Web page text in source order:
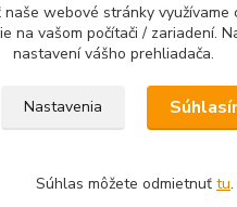
8x18
PLATIN
ET39
webové stránky využívame
na vašom počítači / zariadení.
nastavení vášho prehliadača.
Nastavenia
Súhlas môžete odmietnuť tu.